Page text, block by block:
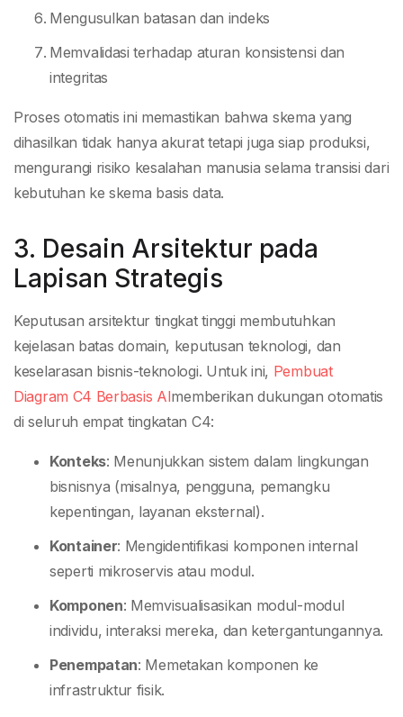
Mengusulkan batasan dan indeks
Memvalidasi terhadap aturan konsistensi dan
integritas
Proses otomatis ini memastikan bahwa skema yang
dihasilkan tidak hanya akurat tetapi juga siap produksi,
mengurangi risiko kesalahan manusia selama transisi dari
kebutuhan ke skema basis data.
3. Desain Arsitektur pada
Lapisan Strategis
Keputusan arsitektur tingkat tinggi membutuhkan
kejelasan batas domain, keputusan teknologi, dan
keselarasan bisnis-teknologi. Untuk ini, Pembuat
Diagram C4 Berbasis AImemberikan dukungan otomatis
di seluruh empat tingkatan C4:
Konteks: Menunjukkan sistem dalam lingkungan
bisnisnya (misalnya, pengguna, pemangku
kepentingan, layanan eksternal).
Kontainer: Mengidentifikasi komponen internal
seperti mikroservis atau modul.
Komponen: Memvisualisasikan modul-modul
individu, interaksi mereka, dan ketergantungannya.
Penempatan: Memetakan komponen ke
infrastruktur fisik.